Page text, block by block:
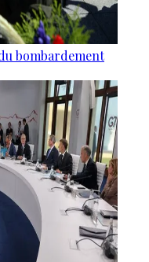
bombardement